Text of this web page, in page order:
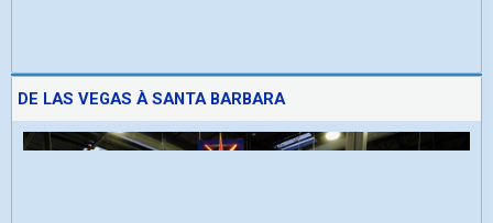
DE LAS VEGAS À SANTA BARBARA